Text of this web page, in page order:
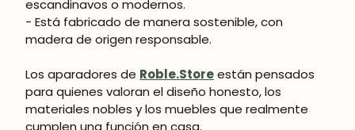
escandinavos o modernos.
- Está fabricado de manera sostenible, con
madera de origen responsable.
Los aparadores de Roble.Storeestán pensados
para quienes valoran el diseño honesto, los
materiales nobles y los muebles que realmente